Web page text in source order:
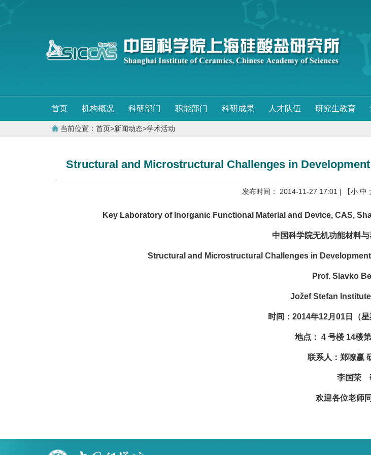
首页 机构概况 科研部门 职能部门 科研成果 人才队伍 研究生教育
当前位置： 首页>新闻动态>学术活动
Structural and Microstructural Challenges in
发布时间： 2014-11-27 17:01 | 【小 中
Key Laboratory of Inorganic Functional Material and Device, CAS,
中国科学院无机功能材料与
Structural and Microstructural Challenges in Development
Prof. Slavko
Jožef Stefan
时间：2014年12月01日（星
地点： 4 号楼 14楼第
联系人： 郑嘹赢
李国荣 研
欢迎各位老师同